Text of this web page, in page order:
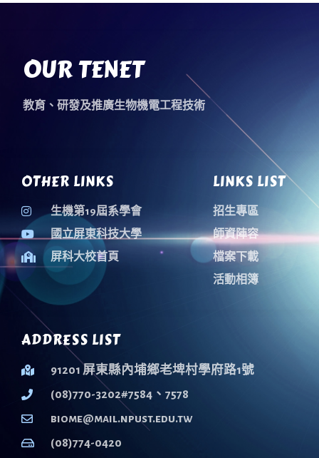
ADDRESS LIST
91201 屏東縣內埔鄉老埤村學府路1號
(08)770-3202#7584、7578
biome@mail.npust.edu.tw
(08)774-0420
LINKS LIST
招生專區
師資陣容
檔案下載
活動相簿
OTHER LINKS
生機第19屆系學會
國立屏東科技大學
屏科大校首頁
OUR TENET
教育、研發及推廣生物機電工程技術